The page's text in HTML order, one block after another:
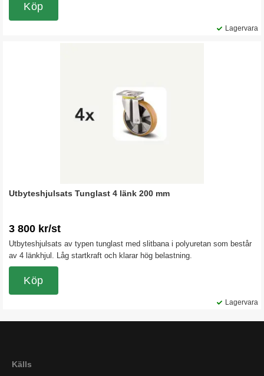
Lagervara
Köp
Utbyteshjulsats Tunglast 4 länk 200 mm
3 800 kr/st
Utbyteshjulsats av typen tunglast med slitbana i polyuretan som består
av 4 länkhjul. Låg startkraft och klarar hög belastning.
Lagervara
Köp
Källs